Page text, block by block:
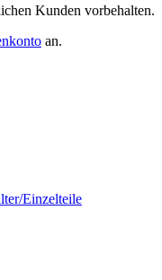
Kunden vorbehalten.
an.
Einzelteile